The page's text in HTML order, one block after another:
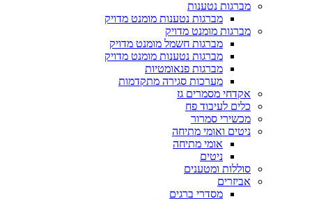
מברגות נטענות מומנט מדויק
מומנט מדויק
מברגות חשמל מומנט מדויק
מברגות נטענות מומנט מדויק
מברגות פנאומטיות
מערכות סגירה מתקדמות
מסמרים גז
ואומי מתיחה
ומטענים